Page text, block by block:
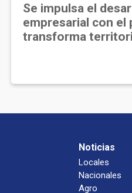
Se impulsa el
empresarial con el
transforma
Noticias
Locales
Nacionales
Agro